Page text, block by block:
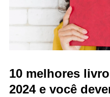
10 melhores
2024 e você